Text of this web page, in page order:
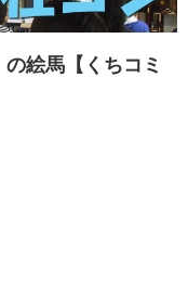
絵馬【くちコミ